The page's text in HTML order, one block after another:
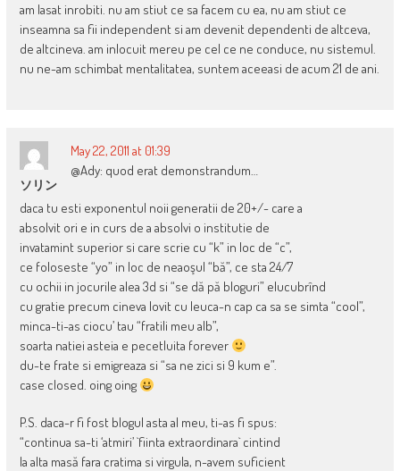
am lasat inrobiti. nu am stiut ce sa facem cu ea, nu am stiut ce
inseamna sa fii independent si am devenit dependenti de altceva,
de altcineva. am inlocuit mereu pe cel ce ne conduce, nu sistemul.
nu ne-am schimbat mentalitatea, suntem aceeasi de acum 21 de ani.
ソリン
May 22, 2011 at 01:39
@Ady: quod erat demonstrandum…
daca tu esti exponentul noii generatii de 20+/- care a
absolvit ori e in curs de a absolvi o institutie de
invatamint superior si care scrie cu “k” in loc de “c”,
ce foloseste “yo” in loc de neaoşul “bă”, ce sta 24/7
cu ochii in jocurile alea 3d si “se dă pă bloguri” elucubrînd
cu gratie precum cineva lovit cu leuca-n cap ca sa se simta “cool”,
minca-ti-as ciocu’ tau “fratili meu alb”,
soarta natiei asteia e pecetluita forever
du-te frate si emigreaza si “sa ne zici si 9 kum e”.
case closed. oing oing
P.S. daca-r fi fost blogul asta al meu, ti-as fi spus:
“continua sa-ti ‘atmiri’ `fiinta extraordinara` cintind
la alta masă fara cratima si virgula, n-avem suficient